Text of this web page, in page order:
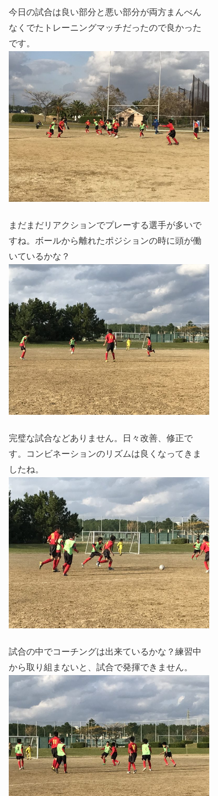
今日の試合は良い部分と悪い部分が両方まんべん
なくでたトレーニングマッチだったので良かった
です。
まだまだリアクションでプレーする選手が多いで
すね。ボールから離れたポジションの時に頭が働
いているかな？
完璧な試合などありません。日々改善、修正で
す。コンビネーションのリズムは良くなってきま
したね。
試合の中でコーチングは出来ているかな？練習中
から取り組まないと、試合で発揮できません。